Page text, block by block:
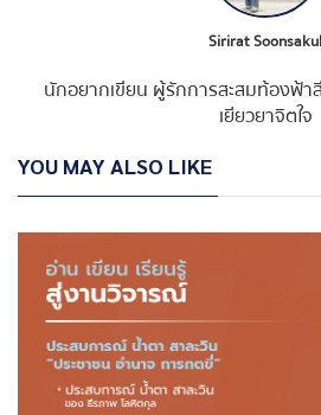
Sirirat Soonsakul
นักอยากเขียน ผู้รักการสะสมท้องฟ้าสี
เยียวยาจิตใจ
YOU MAY ALSO LIKE